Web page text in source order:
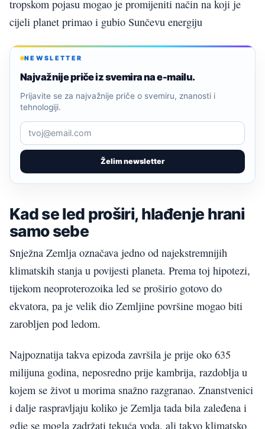
tropskom pojasu mogao je promijeniti način na koji je
cijeli planet primao i gubio Sunčevu energiju
NEWSLETTER
Najvažnije priče iz svemira na e-mailu.
Želim newsletter
Prijavite se za najvažnije priče o svemiru, znanosti i
tehnologiji.
Kad se led proširi, hlađenje hrani
samo sebe
Snježna Zemlja označava jedno od najekstremnijih
klimatskih stanja u povijesti planeta. Prema toj hipotezi,
tijekom neoproterozoika led se proširio gotovo do
ekvatora, pa je velik dio Zemljine površine mogao biti
zarobljen pod ledom.
Najpoznatija takva epizoda završila je prije oko 635
milijuna godina, neposredno prije kambrija, razdoblja u
kojem se život u morima snažno razgranao. Znanstvenici
i dalje raspravljaju koliko je Zemlja tada bila zaleđena i
gdje se mogla zadržati tekuća voda, ali takvo klimatsko